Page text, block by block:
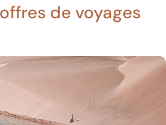
offres de voyages